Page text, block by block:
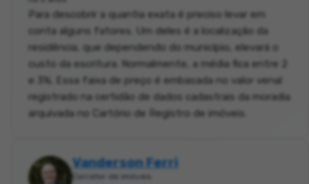
Para descobrir a quantia exata é preciso levar em
conta alguns fatores. Um deles é a localização da
residência, que dependendo do município, elevará o
custo da escritura. Normalmente, a média fica entre 2
e 3%. Essa faixa de preço é embasada no valor venal
registrado na certidão de dados cadastrais da moradia
arquivada no Cartório de Registro de imóveis.
Vanderson Ferri
Corretor de imóveis